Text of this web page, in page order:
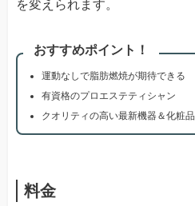
を変えられます。
おすすめポイント！
運動なしで脂肪燃焼が期待できる
有資格のプロエステティシャン
クオリティの高い最新機器＆化粧品
料金